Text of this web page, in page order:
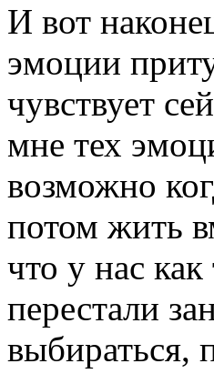
И вот
эмоции
чувствует
мне тех
возможно
потом жить
что у нас
перестали
выбираться,